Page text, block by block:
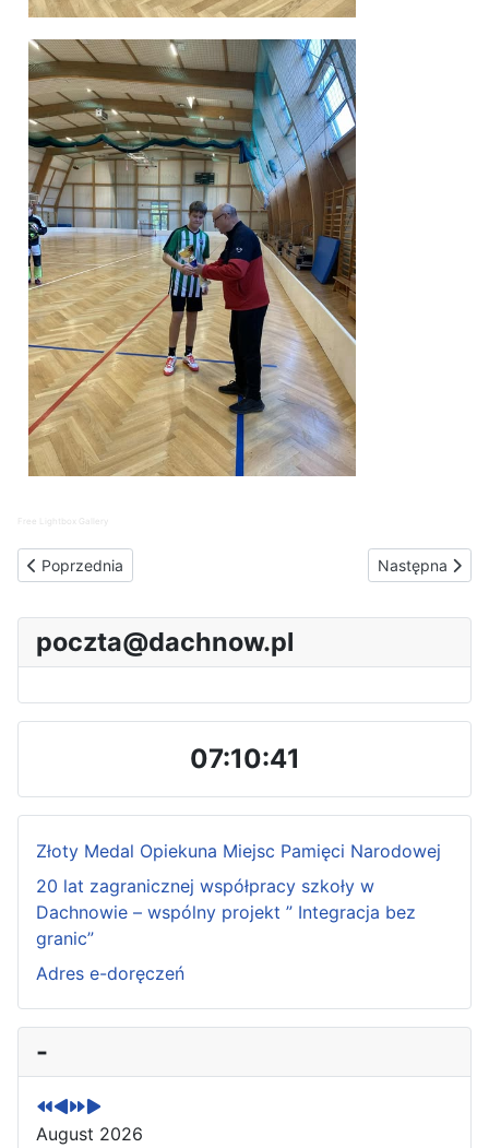
Free Lightbox Gallery
Poprzednia strona: Sukcesy naszych uczniów w konkursie
Poprzednia Następna
Następna
poczta@dachnow.pl
07:10:41
Złoty Medal Opiekuna Miejsc Pamięci Narodowej
20 lat zagranicznej współpracy szkoły w
Dachnowie – wspólny projekt ” Integracja bez
granic”
Adres e-doręczeń
-
P
r
e
v
i
P
e
v
i
N
x
t
Y
N
x
t
M
August 2026